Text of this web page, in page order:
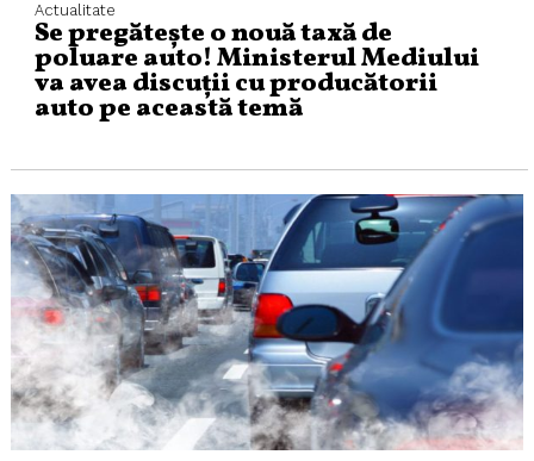
Actualitate
Se pregătește o nouă taxă de
poluare auto! Ministerul Mediului
va avea discuții cu producătorii
auto pe această temă